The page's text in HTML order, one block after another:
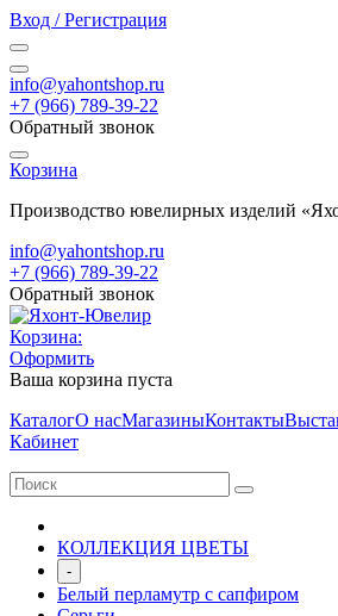
Вход / Регистрация
info@yahontshop.ru
+7 (966) 789-39-22
Обратный звонок
Корзина
Производство ювелирных изделий
info@yahontshop.ru
+7 (966) 789-39-22
Обратный звонок
Корзина:
Оформить
Ваша корзина пуста
КаталогО насМагазиныКонтакты
Кабинет
КОЛЛЕКЦИЯ ЦВЕТЫ
-
Белый перламутр с сапфиром